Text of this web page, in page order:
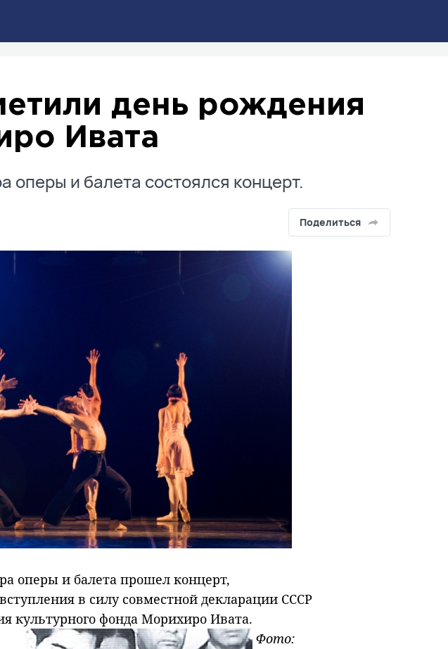
день рождения
Ивата
оперы и балета состоялся концерт.
Поделиться
оперы и балета прошел концерт,
в силу совместной декларации СССР
культурного фонда Морихиро Ивата.
Фото: